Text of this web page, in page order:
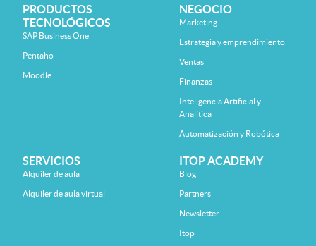
PRODUCTOS
TECNOLÓGICOS
SAP Business One
Pentaho
Moodle
NEGOCIO
Marketing
Estrategia y emprendimiento
Ventas
Finanzas
Inteligencia Artificial y
Analítica
Automatización y Robótica
SERVICIOS
Alquiler de aula
Alquiler de aula virtual
ITOP ACADEMY
Blog
Partners
Newsletter
Itop